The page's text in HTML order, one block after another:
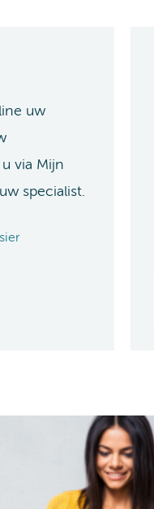
uw
via Mijn
specialist.